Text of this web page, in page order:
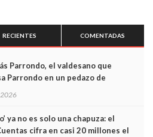
RECIENTES COMENTADAS
Parrondo, el valdesano que
Parrondo en un pedazo de
2026
ya no es solo una chapuza: el
cifra en casi 20 millones el